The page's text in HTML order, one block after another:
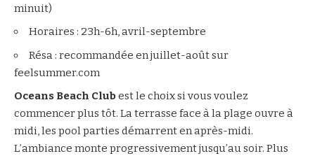
minuit)
Horaires : 23h-6h, avril-septembre
Résa : recommandée en juillet-août sur
feelsummer.com
Oceans Beach Clubest le choix si vous voulez
commencer plus tôt. La terrasse face à la plage ouvre à
midi, les pool parties démarrent en après-midi.
L’ambiance monte progressivement jusqu’au soir. Plus